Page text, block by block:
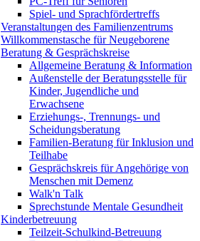
Spiel- und Sprachfördertreffs
Veranstaltungen des Familienzentrums
Willkommenstasche für Neugeborene
Beratung & Gesprächskreise
Allgemeine Beratung & Information
Außenstelle der Beratungsstelle für
Kinder, Jugendliche und
Erwachsene
Erziehungs-, Trennungs- und
Scheidungsberatung
Familien-Beratung für Inklusion und
Teilhabe
Gesprächskreis für Angehörige von
Menschen mit Demenz
Walk'n Talk
Sprechstunde Mentale Gesundheit
Kinderbetreuung
Teilzeit-Schulkind-Betreuung